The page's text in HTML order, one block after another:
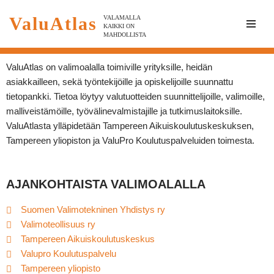
Skip
to
content
ValuAtlas
VALAMALLA
KAIKKI ON
MAHDOLLISTA
ValuAtlas on valimoalalla toimiville yrityksille, heidän
asiakkailleen, sekä työntekijöille ja opiskelijoille suunnattu
tietopankki. Tietoa löytyy valutuotteiden suunnittelijoille, valimoille,
malliveistämöille, työvälinevalmistajille ja tutkimuslaitoksille.
ValuAtlasta ylläpidetään Tampereen Aikuiskoulutuskeskuksen,
Tampereen yliopiston ja ValuPro Koulutuspalveluiden toimesta.
AJANKOHTAISTA VALIMOALALLA
Suomen Valimotekninen Yhdistys ry
Valimoteollisuus ry
Tampereen Aikuiskoulutuskeskus
Valupro Koulutuspalvelu
Tampereen yliopisto